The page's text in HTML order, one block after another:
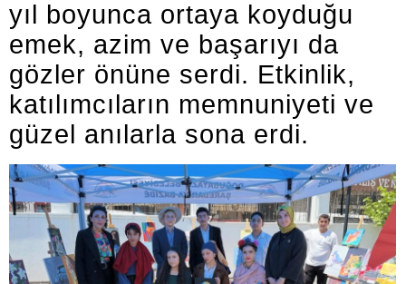
yıl boyunca ortaya koyduğu
emek, azim ve başarıyı da
gözler önüne serdi. Etkinlik,
katılımcıların memnuniyeti ve
güzel anılarla sona erdi.